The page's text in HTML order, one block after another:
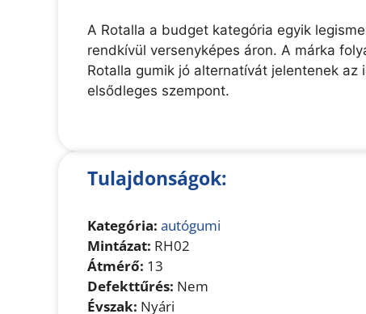
A Rotalla a budget kategória egyik
rendkívül versenyképes áron. A márka
Rotalla gumik jó alternatívát jelentenek
elsődleges szempont.
Tulajdonságok:
Kategória: autógumi
Mintázat: RH02
Átmérő: 13
Defekttűrés: Nem
Évszak: Nyári